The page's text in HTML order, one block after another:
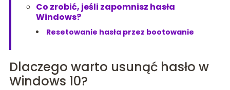
Co zrobić, jeśli zapomnisz hasła
Windows?
Resetowanie hasła przez bootowanie
Dlaczego warto usunąć hasło w
Windows 10?